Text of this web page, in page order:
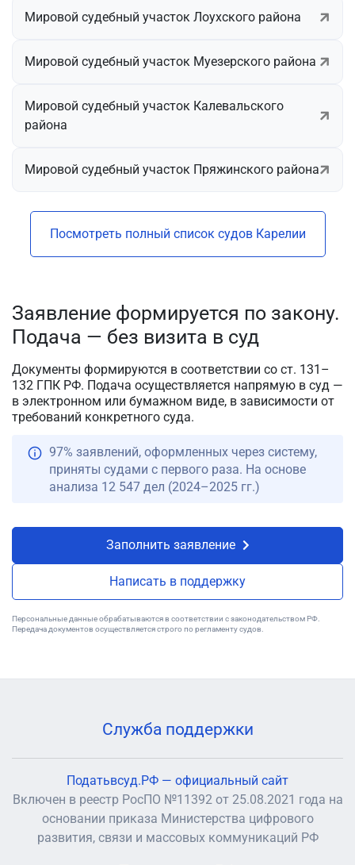
Мировой судебный участок Лоухского района
Мировой судебный участок Муезерского района
Мировой судебный участок Калевальского
района
Мировой судебный участок Пряжинского района
Посмотреть полный список судов Карелии
Заявление формируется по закону.
Подача — без визита в суд
Документы формируются в соответствии со ст. 131–
132 ГПК РФ. Подача осуществляется напрямую в суд —
в электронном или бумажном виде, в зависимости от
требований конкретного суда.
97% заявлений, оформленных через систему,
приняты судами с первого раза. На основе
анализа 12 547 дел (2024–2025 гг.)
Заполнить заявление
Написать в поддержку
Персональные данные обрабатываются в соответствии с законодательством РФ.
Передача документов осуществляется строго по регламенту судов.
Служба поддержки
Податьвсуд.РФ — официальный сайт
Включен в реестр РосПО №11392 от 25.08.2021 года на
основании приказа Министерства цифрового
развития, связи и массовых коммуникаций РФ